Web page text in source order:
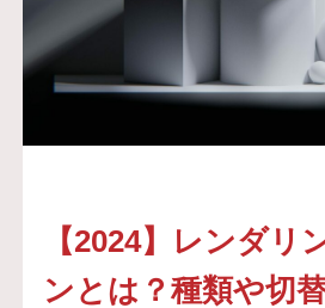
サインイン
お問い合わせ
JP / EN
【2024】レンダリ
ンとは？種類や切